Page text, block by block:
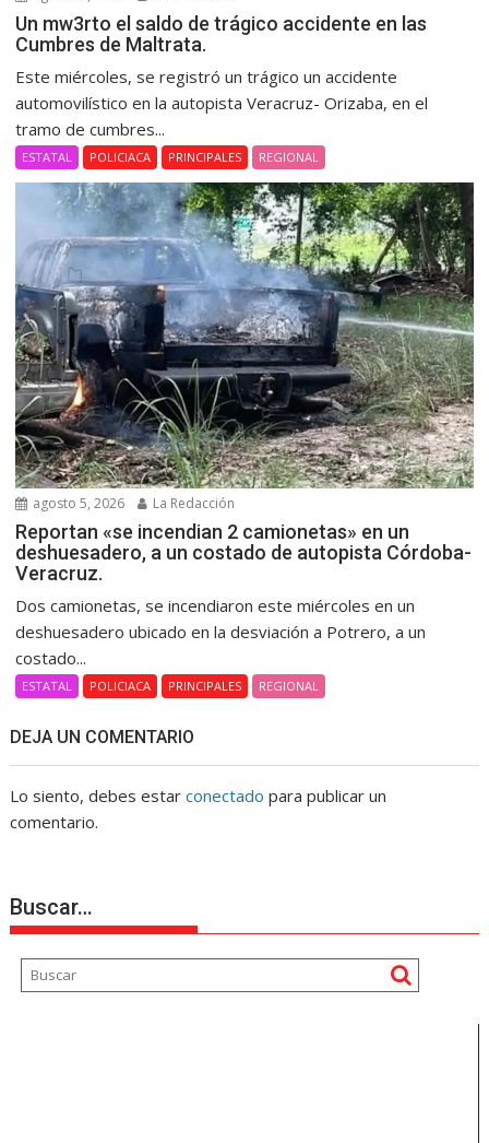
Un mw3rto el saldo de trágico accidente en las
Cumbres de Maltrata.
Este miércoles, se registró un trágico un accidente
automovilístico en la autopista Veracruz- Orizaba, en el
tramo de cumbres...
ESTATAL POLICIACA PRINCIPALES REGIONAL
agosto 5, 2026 La Redacción
Reportan «se incendian 2 camionetas» en un
deshuesadero, a un costado de autopista Córdoba-
Veracruz.
Dos camionetas, se incendiaron este miércoles en un
deshuesadero ubicado en la desviación a Potrero, a un
costado...
ESTATAL POLICIACA PRINCIPALES REGIONAL
DEJA UN COMENTARIO
Lo siento, debes estarconectado para publicar un
comentario.
Buscar…